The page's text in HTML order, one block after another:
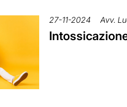
27-11-2024 Avv.